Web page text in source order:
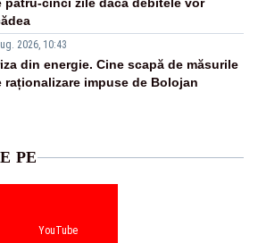
2026, 10:43
din energie. Cine scapă de măsurile
raționalizare impuse de Bolojan
PE
YouTube